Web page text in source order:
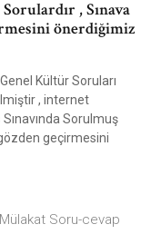
, Sınava
önerdiğimiz
Kültür Soruları
, internet
Sorulmuş
geçirmesini
Soru-cevap